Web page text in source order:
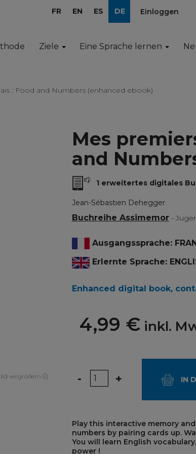
FR EN ES DE Einloggen
Ziele Eine Sprache lernen
: Food and Numbers (enhanced ebook)
vergrößern
Mes
and
1 erweitertes digitales
Jean-Sébastien Dehegger
Buchreihe Assimemor -
Ausgangssprache:
Erlernte Sprache:
Enhanced digital book,
4,99 €inkl.
Menge
- + IN
Play this interactive memory
numbers by pairing cards up.
You will learn English
power !